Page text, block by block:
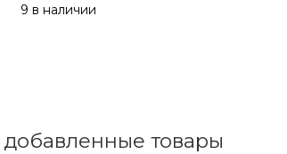
9 в наличии
товары